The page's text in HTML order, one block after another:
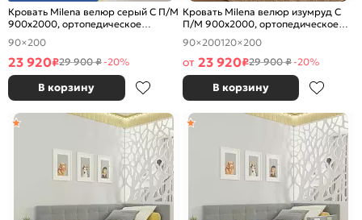
Кровать Milena велюр серый С П/М
900x2000, ортопедическое
основание, изголовье мягкое
90×200
23 920₽29 900 ₽-20%
В корзину
Кровать Milena велюр изумруд С
П/М 900x2000, ортопедическое
основание, изголовье мягкое
90×200120×200
от 23 920₽29 900 ₽-20%
В корзину